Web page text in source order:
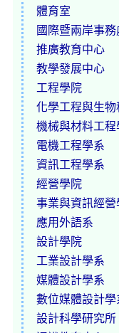
體育室
國際暨兩岸事務
推廣教育中心
教學發展中心
工程學院
化學工程與生物
機械與材料工程
電機工程學系
資訊工程學系
經營學院
事業與資訊經營
應用外語系
設計學院
工業設計學系
媒體設計學系
數位媒體設計學
設計科學研究所